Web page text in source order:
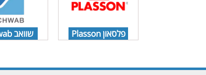
פלסאון Plasson שוואב Schwab